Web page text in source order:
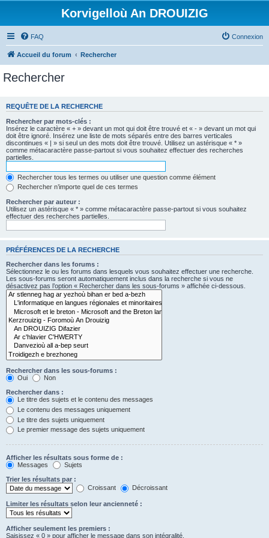
Korvigelloù An DROUIZIG
FAQ Connexion
Accueil du forum Rechercher
Rechercher
REQUÊTE DE LA RECHERCHE
Rechercher par mots-clés :
Insérez le caractère « + » devant un mot qui doit être trouvé et « - » devant un mot qui
doit être ignoré. Insérez une liste de mots séparés entre des barres verticales
discontinues « | » si seul un des mots doit être trouvé. Utilisez un astérisque « * »
comme métacaractère passe-partout si vous souhaitez effectuer des recherches
partielles.
Rechercher tous les termes ou utiliser une question comme élément
Rechercher n’importe quel de ces termes
Rechercher par auteur :
Utilisez un astérisque « * » comme métacaractère passe-partout si vous souhaitez
effectuer des recherches partielles.
PRÉFÉRENCES DE LA RECHERCHE
Rechercher dans les forums :
Sélectionnez le ou les forums dans lesquels vous souhaitez effectuer une recherche.
Les sous-forums seront automatiquement inclus dans la recherche si vous ne
désactivez pas l’option « Rechercher dans les sous-forums » affichée ci-dessous.
Rechercher dans les sous-forums :
Oui
Non
Rechercher dans :
Le titre des sujets et le contenu des messages
Le contenu des messages uniquement
Le titre des sujets uniquement
Le premier message des sujets uniquement
Afficher les résultats sous forme de :
Messages
Sujets
Trier les résultats par :
Croissant
Décroissant
Limiter les résultats selon leur ancienneté :
Afficher seulement les premiers :
Saisissez « 0 » pour afficher le message dans son intégralité.